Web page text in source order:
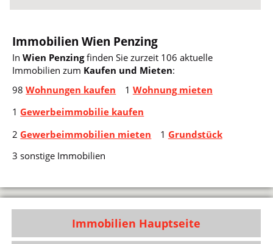
Immobilien Wien Penzing
InWien Penzingfinden Sie zurzeit 106 aktuelle
Immobilien zum Kaufen und Mieten:
98Wohnungen kaufen 1 Wohnung mieten
1Gewerbeimmobilie kaufen
2Gewerbeimmobilien mieten 1 Grundstück
3 sonstige Immobilien
Immobilien Hauptseite